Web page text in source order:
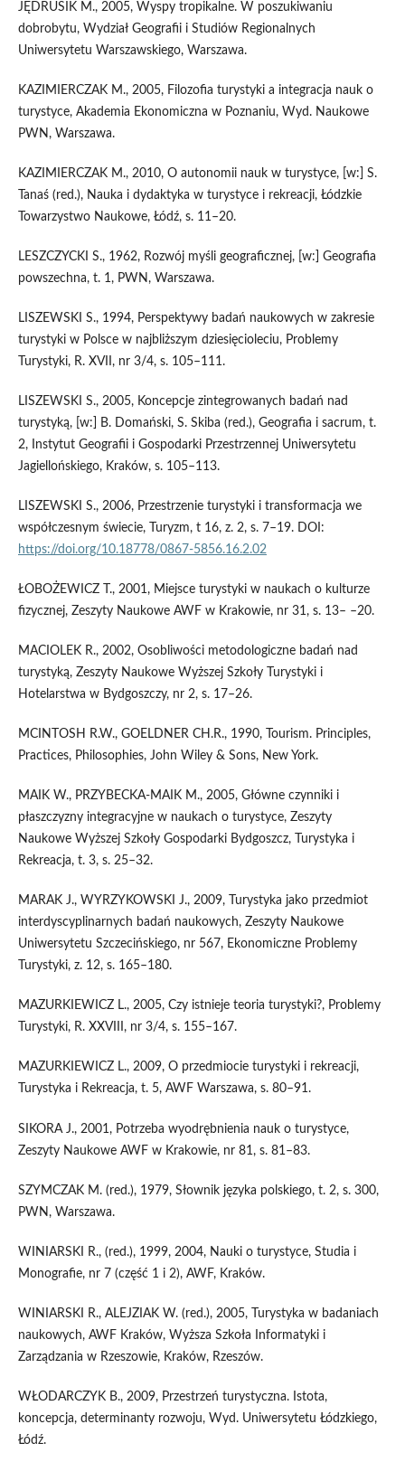
JĘDRUSIK M., 2005, Wyspy tropikalne. W poszukiwaniu
dobrobytu, Wydział Geografii i Studiów Regionalnych
Uniwersytetu Warszawskiego, Warszawa.
KAZIMIERCZAK M., 2005, Filozofia turystyki a integracja nauk o
turystyce, Akademia Ekonomiczna w Poznaniu, Wyd. Naukowe
PWN, Warszawa.
KAZIMIERCZAK M., 2010, O autonomii nauk w turystyce, [w:] S.
Tanaś (red.), Nauka i dydaktyka w turystyce i rekreacji, Łódzkie
Towarzystwo Naukowe, Łódź, s. 11–20.
LESZCZYCKI S., 1962, Rozwój myśli geograficznej, [w:] Geografia
powszechna, t. 1, PWN, Warszawa.
LISZEWSKI S., 1994, Perspektywy badań naukowych w zakresie
turystyki w Polsce w najbliższym dziesięcioleciu, Problemy
Turystyki, R. XVII, nr 3/4, s. 105–111.
LISZEWSKI S., 2005, Koncepcje zintegrowanych badań nad
turystyką, [w:] B. Domański, S. Skiba (red.), Geografia i sacrum, t.
2, Instytut Geografii i Gospodarki Przestrzennej Uniwersytetu
Jagiellońskiego, Kraków, s. 105–113.
LISZEWSKI S., 2006, Przestrzenie turystyki i transformacja we
współczesnym świecie, Turyzm, t 16, z. 2, s. 7–19. DOI:
https://doi.org/10.18778/0867-5856.16.2.02
ŁOBOŻEWICZ T., 2001, Miejsce turystyki w naukach o kulturze
fizycznej, Zeszyty Naukowe AWF w Krakowie, nr 31, s. 13– –20.
MACIOLEK R., 2002, Osobliwości metodologiczne badań nad
turystyką, Zeszyty Naukowe Wyższej Szkoły Turystyki i
Hotelarstwa w Bydgoszczy, nr 2, s. 17–26.
MCINTOSH R.W., GOELDNER CH.R., 1990, Tourism. Principles,
Practices, Philosophies, John Wiley & Sons, New York.
MAIK W., PRZYBECKA-MAIK M., 2005, Główne czynniki i
płaszczyzny integracyjne w naukach o turystyce, Zeszyty
Naukowe Wyższej Szkoły Gospodarki Bydgoszcz, Turystyka i
Rekreacja, t. 3, s. 25–32.
MARAK J., WYRZYKOWSKI J., 2009, Turystyka jako przedmiot
interdyscyplinarnych badań naukowych, Zeszyty Naukowe
Uniwersytetu Szczecińskiego, nr 567, Ekonomiczne Problemy
Turystyki, z. 12, s. 165–180.
MAZURKIEWICZ L., 2005, Czy istnieje teoria turystyki?, Problemy
Turystyki, R. XXVIII, nr 3/4, s. 155–167.
MAZURKIEWICZ L., 2009, O przedmiocie turystyki i rekreacji,
Turystyka i Rekreacja, t. 5, AWF Warszawa, s. 80–91.
SIKORA J., 2001, Potrzeba wyodrębnienia nauk o turystyce,
Zeszyty Naukowe AWF w Krakowie, nr 81, s. 81–83.
SZYMCZAK M. (red.), 1979, Słownik języka polskiego, t. 2, s. 300,
PWN, Warszawa.
WINIARSKI R., (red.), 1999, 2004, Nauki o turystyce, Studia i
Monografie, nr 7 (część 1 i 2), AWF, Kraków.
WINIARSKI R., ALEJZIAK W. (red.), 2005, Turystyka w badaniach
naukowych, AWF Kraków, Wyższa Szkoła Informatyki i
Zarządzania w Rzeszowie, Kraków, Rzeszów.
WŁODARCZYK B., 2009, Przestrzeń turystyczna. Istota,
koncepcja, determinanty rozwoju, Wyd. Uniwersytetu Łódzkiego,
Łódź.